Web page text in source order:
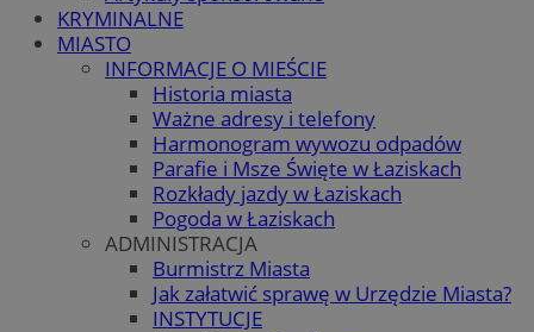
KRYMINALNE
MIASTO
INFORMACJE O MIEŚCIE
Historia miasta
Ważne adresy i telefony
Harmonogram wywozu odpadów
Parafie i Msze Święte w Łaziskach
Rozkłady jazdy w Łaziskach
Pogoda w Łaziskach
ADMINISTRACJA
Burmistrz Miasta
Jak załatwić sprawę w Urzędzie Miasta?
INSTYTUCJE